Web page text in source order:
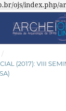
ojs/index.php/
/
(2017): VIII